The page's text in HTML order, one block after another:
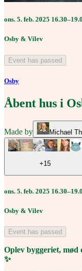
ons. 5. feb. 2025
Osby & Vilev
Event has passed
Osby
Åbent hus i
Made by Michael
+15
ons. 5. feb. 2025
Osby & Vilev
Event has passed
Oplev byggeriet, mød
✨